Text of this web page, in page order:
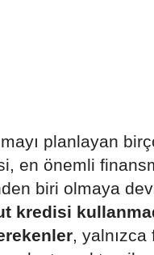
planlayan
en önemli
biri olmaya
kredisi
, yalnızca